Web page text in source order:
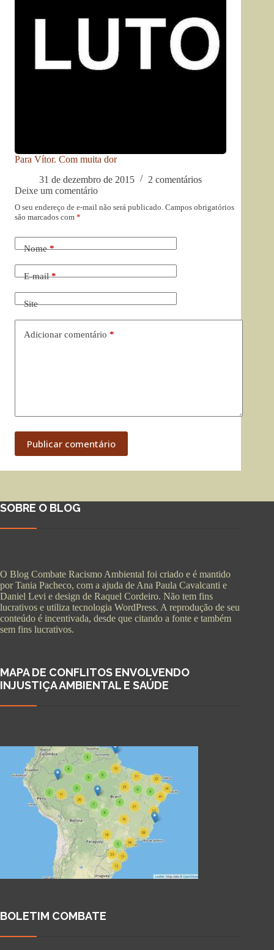
Para Vítor. Com muita dor
31 de dezembro de 2015
2 comentários
Deixe um comentário
O seu endereço de e-mail não será publicado. Campos obrigatórios
são marcados com *
Nome*
E-mail*
Site
Adicionar comentário *
Publicar comentário
SOBRE O BLOG
O Blog Combate Racismo Ambiental foi criado e é mantido
por Tania Pacheco, com a ajuda de Ana Paula Cavalcanti e
Daniel Levi e design de Raquel Cordeiro. Não tem fins
lucrativos e utiliza tecnologia WordPress. A reprodução de seu
conteúdo é incentivada, desde que citando a fonte e também
sem fins lucrativos.
MAPA DE CONFLITOS ENVOLVENDO
INJUSTIÇA AMBIENTAL E SAÚDE
BOLETIM COMBATE